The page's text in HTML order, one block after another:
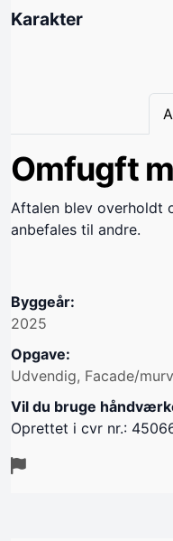
Karakter
Omfugft
Aftalen blev overholdt
anbefales til andre.
Byggeår:
2025
Opgave:
Udvendig, Facade/
Vil du bruge
Oprettet i cvr nr.: